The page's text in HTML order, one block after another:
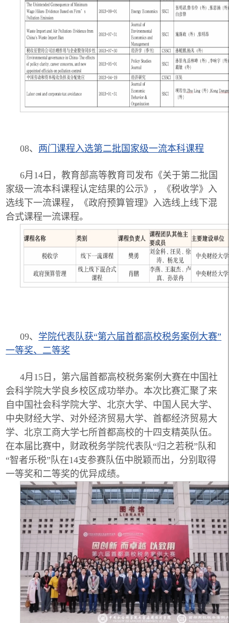
08、 两门课程入选第二批国家级一流本科课程
6月14日，教育部高等教育司发布《关于第二批国
家级一流本科课程认定结果的公示》，《税收学》入
选线下一流课程，《政府预算管理》入选线上线下混
合式课程一流课程。
09、 学院代表队获“第六届首都高校税务案例大赛”
一等奖、二等奖
4月15日，第六届首都高校税务案例大赛在中国社
会科学院大学良乡校区成功举办。本次比赛汇聚了来
自中国社会科学院大学、北京大学、中国人民大学、
中央财经大学、对外经济贸易大学、首都经济贸易大
学、北京工商大学七所首都高校的十四支精英队伍。
在本届比赛中，财政税务学院代表队“归之若税”队和
“智者乐税”队在14支参赛队伍中脱颖而出，分别取得
一等奖和二等奖的优异成绩。